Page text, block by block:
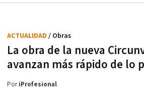
La obra de la nueva
avanzan más rápido de lo
ACTUALIDAD / Obras
PoriProfesional